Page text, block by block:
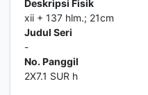
Deskripsi Fisik
xii + 137 hlm.; 21cm
Judul Seri
-
No. Panggil
2X7.1 SUR h